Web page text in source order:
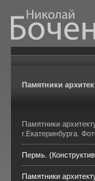
Памятники
Памятники
г.Екатеринбурга.
Пермь.
Памятники